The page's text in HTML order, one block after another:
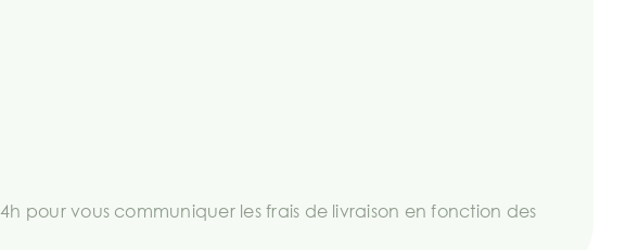
pour vous communiquer les frais de livraison en fonction des